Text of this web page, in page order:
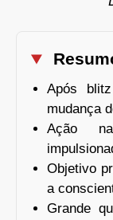
Após
mudança
Ação
Objetivo
a
Grande